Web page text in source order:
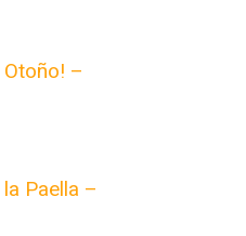
Otoño! –
Paella –